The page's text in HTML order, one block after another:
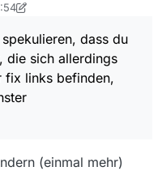
dass du
die sich allerdings
fix links befinden,
(einmal mehr)